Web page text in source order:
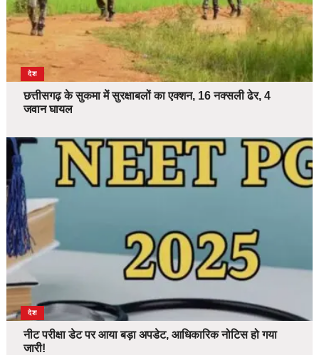
देश
छत्तीसगढ़ के सुकमा में सुरक्षाबलों का एक्शन, 16 नक्सली ढेर, 4
जवान घायल
देश
नीट परीक्षा डेट पर आया बड़ा अपडेट, आधिकारिक नोटिस हो गया
जारी!